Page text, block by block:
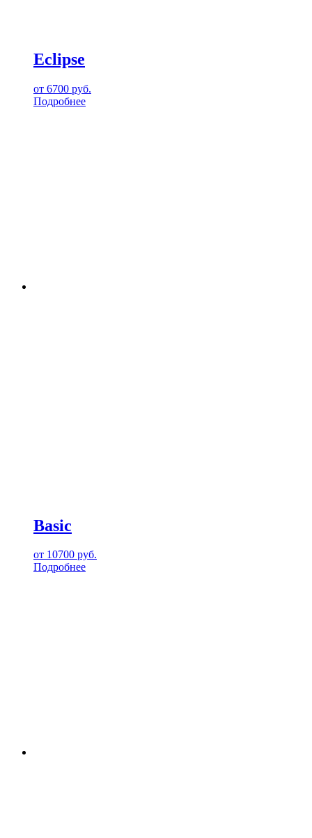
Eclipse
от 6700 руб.
Подробнее
Basic
от 10700 руб.
Подробнее